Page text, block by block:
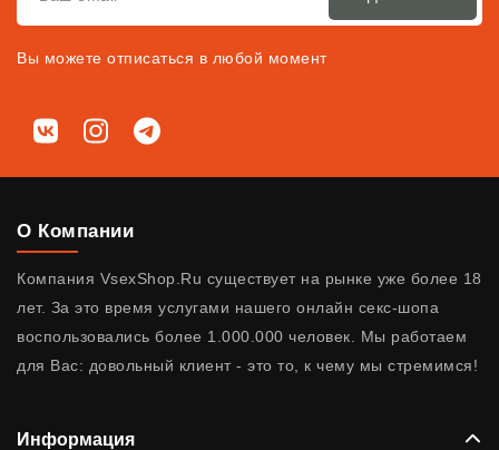
Вы можете отписаться в любой момент
Мы в соц. сетях
ВКонтактеInstagramTelegram
О Компании
Компания VsexShop.Ru существует на рынке уже более 18
лет. За это время услугами нашего онлайн секс-шопа
воспользовались более 1.000.000 человек. Мы работаем
для Вас: довольный клиент - это то, к чему мы стремимся!
Информация